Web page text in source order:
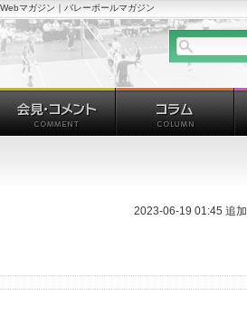
マガジン｜バレーボールマガジン
2023-06-19 01:45 追加